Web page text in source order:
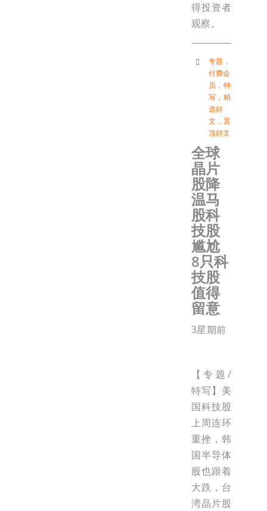
得投资者
观察。
专题 ，
付费会
员 ， 特
写 ， 精
选好
文 ， 置
顶好文
全球
晶片
股降
温马
股科
技股
尴尬
8只科
技股
值得
留意
3星期前
【专题/
特写】美
国科技股
上周连环
重挫，韩
国半导体
股也跟着
大跌，台
湾晶片股